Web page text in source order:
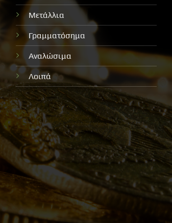
Μετάλλια
Γραμματόσημα
Αναλώσιμα
Λοιπά